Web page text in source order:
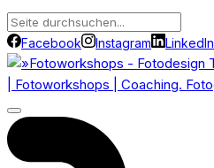
Facebook Instagram LinkedIn